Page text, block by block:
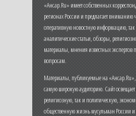
«Ансар.Ru» имеет собственных
регионах России и предлагает вниманию
оперативную новостную информацию,
аналитические статьи, обзоры,
материалы, мнения известных
вопросам.
Материалы, публикуемые на
самую широкую аудиторию. Сайт освещает
религиозную, так и политическую,
общественную жизнь мусульман России